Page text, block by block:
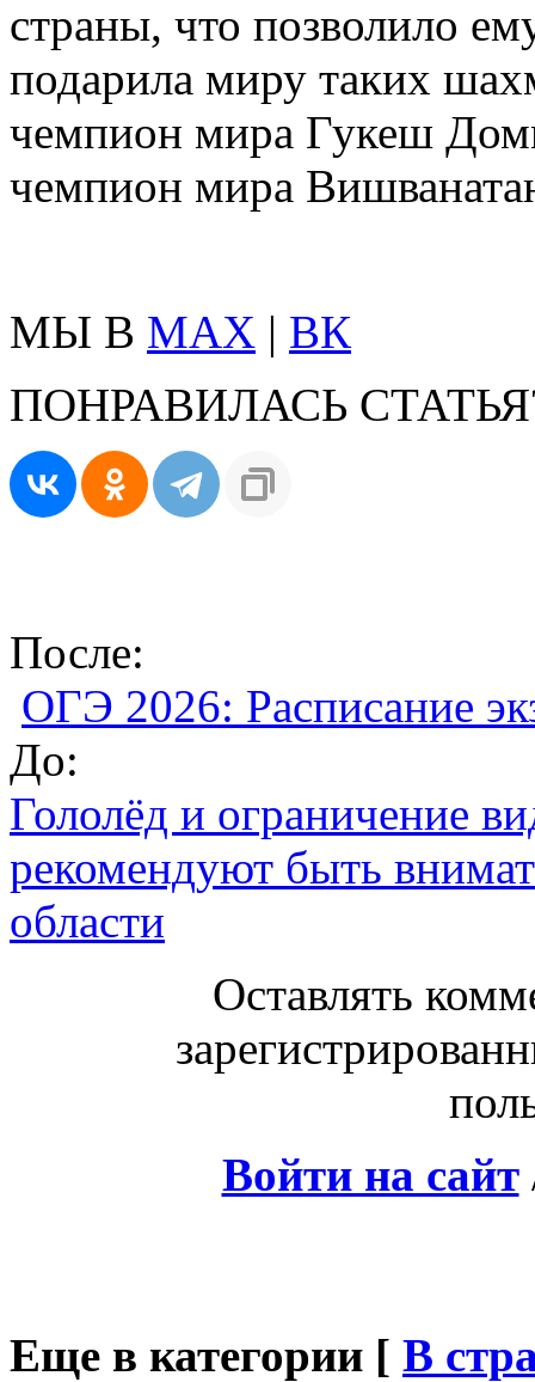
страны, что позволило
подарила миру таких
чемпион мира Гукеш
чемпион мира
МЫ В MAX | ВК
ПОНРАВИЛАСЬ
После:
ОГЭ 2026: Расписание
До:
Гололёд и ограничение
рекомендуют быть
области
Оставлять
Войти на сайт
Еще в категории [ В